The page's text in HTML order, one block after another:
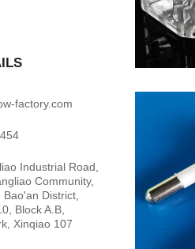
factory.com
Industrial Road,
Community,
District,
Block A.B,
Xinqiao 107